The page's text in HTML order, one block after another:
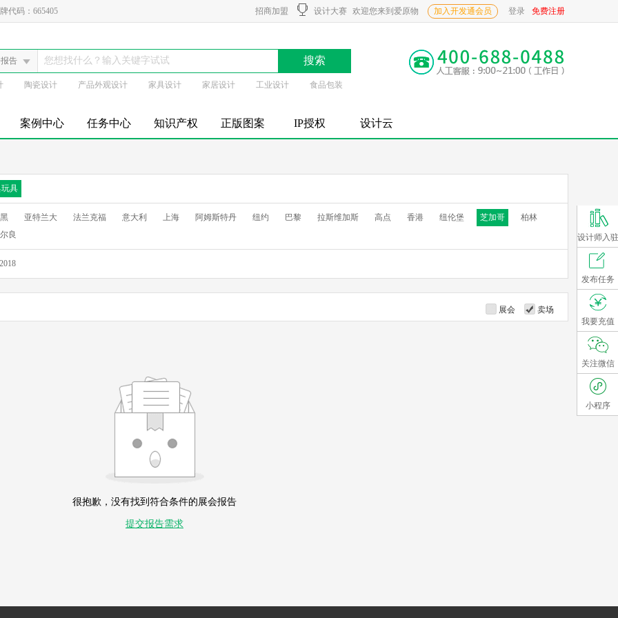
代码：665405 招商加盟 设计大赛 欢迎您来到爱原物 加入开发通会员 免费注册
登录
告
陶瓷设计 产品外观设计 家具设计 家居设计 工业设计 食品包装
案例中心 任务中心 知识产权 正版图案 IP授权 设计云
具
亚特兰大 法兰克福 意大利 上海 阿姆斯特丹 纽约 巴黎 拉斯维加斯 高点 香港 纽伦堡 芝加哥
柏林
良
2018
展会 卖场
很抱歉，没有找到符合条件的展会报告
提交报告需求
设计师入驻
发布任务
我要充值
关注微信
小程序